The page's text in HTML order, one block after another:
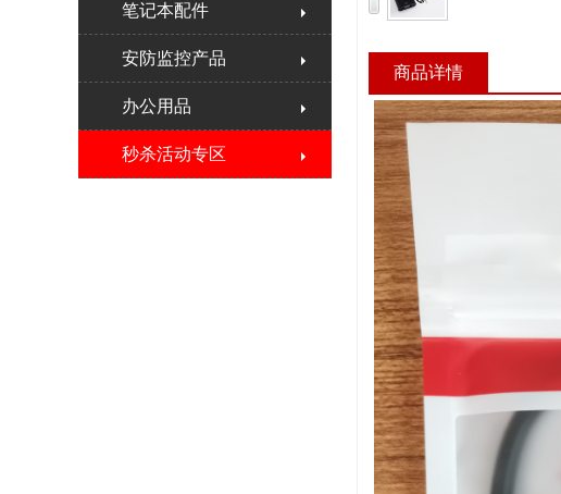
笔记本配件
安防监控产品
办公用品
秒杀活动专区
商品详情